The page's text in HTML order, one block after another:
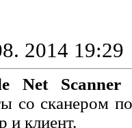
2014 19:29
Net Scanner-
со сканером
и клиент.